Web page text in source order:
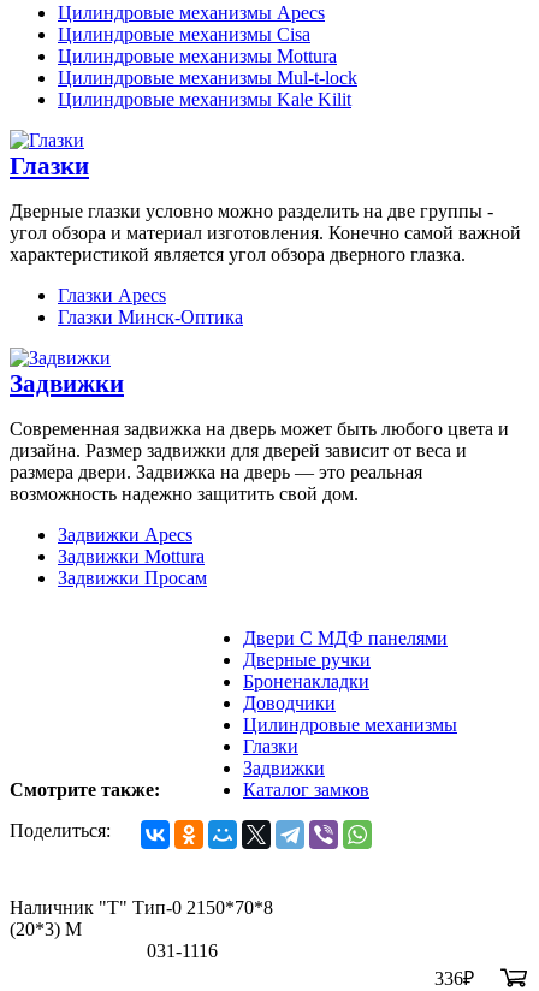
Цилиндровые механизмы Apecs
Цилиндровые механизмы Cisa
Цилиндровые механизмы Mottura
Цилиндровые механизмы Mul-t-lock
Цилиндровые механизмы Kale Kilit
Глазки
Дверные глазки условно можно разделить на две группы -
угол обзора и материал изготовления. Конечно самой важной
характеристикой является угол обзора дверного глазка.
Глазки Apecs
Глазки Минск-Оптика
Задвижки
Современная задвижка на дверь может быть любого цвета и
дизайна. Размер задвижки для дверей зависит от веса и
размера двери. Задвижка на дверь — это реальная
возможность надежно защитить свой дом.
Задвижки Apecs
Задвижки Mottura
Задвижки Просам
Смотрите также:
Двери С МДФ панелями
Дверные ручки
Броненакладки
Доводчики
Цилиндровые механизмы
Глазки
Задвижки
Каталог замков
Поделиться:
Наличник "Т" Тип-0 2150*70*8
(20*3) M
031-1116
336₽